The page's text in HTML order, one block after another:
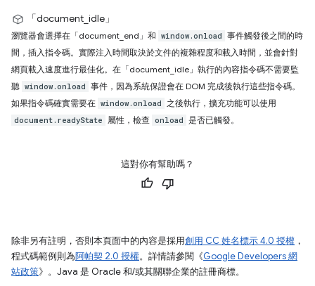
「document_idle」
瀏覽器會選擇在「document_end」和 window.onload 事件觸發後之間的時
間，插入指令碼。實際注入時間取決於文件的複雜程度和載入時間，並會針對
網頁載入速度進行最佳化。在「document_idle」執行的內容指令碼不需要監
聽 window.onload 事件，因為系統保證會在 DOM 完成後執行這些指令碼。
如果指令碼確實需要在 window.onload 之後執行，擴充功能可以使用
document.readyState 屬性，檢查 onload 是否已觸發。
這對你有幫助嗎？
除非另有註明，否則本頁面中的內容是採用創用 CC 姓名標示 4.0 授權 ，
程式碼範例則為阿帕契 2.0 授權。詳情請參閱《Google Developers 網
站政策》。Java 是 Oracle 和/或其關聯企業的註冊商標。